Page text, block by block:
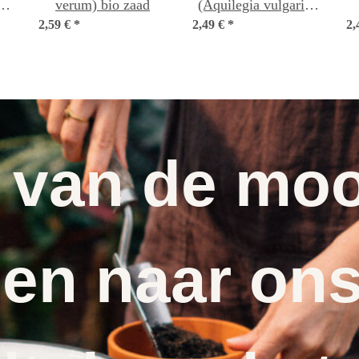
verum) bio zaad
2,59 € *
(Aquilegia vulgaris)
2,49 € *
van de
naar